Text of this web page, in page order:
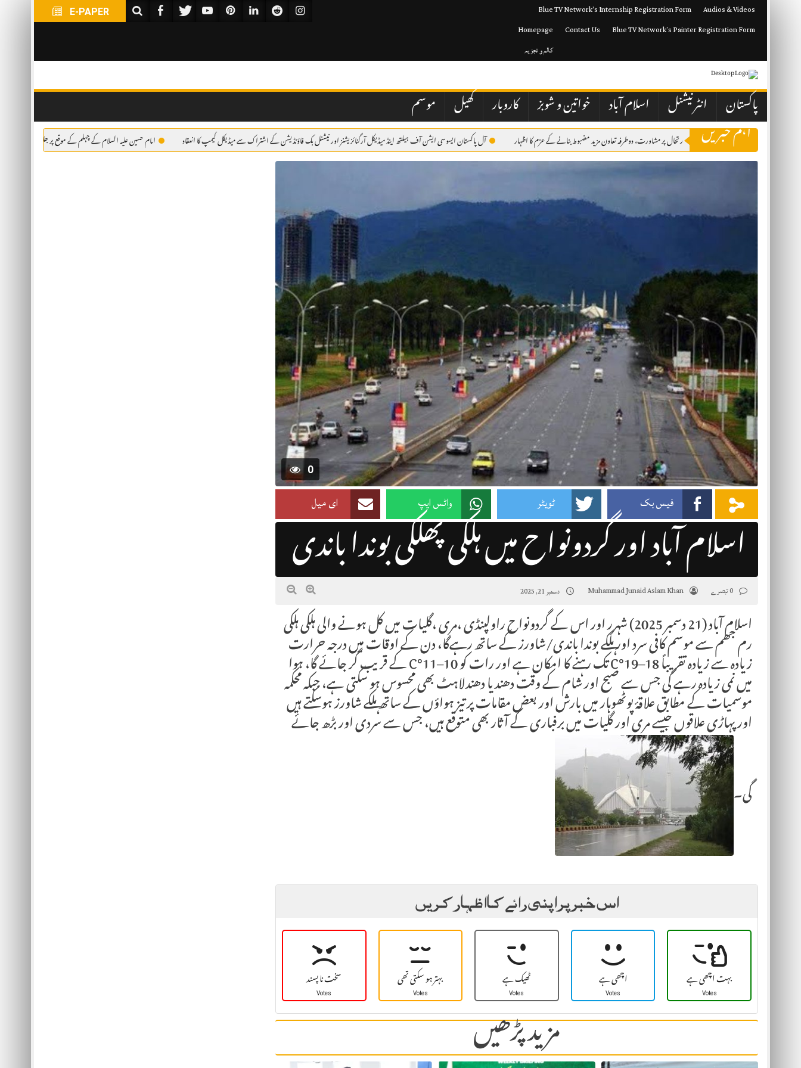
to
E-PAPER Audios & Videos
Blue TV Network’s Internship Registration Form
Blue TV Network’s Painter Registration Form
Contact Us
Homepage
کالم و تجزیہ
پاکستان انٹرنیشنل اسلام آباد خواتین و شوبز کاروبار کھیل موسم
اہم خبریں
کویت نے مشرقِ وسطیٰ کی صورتحال پر مشاورت، دوطرفہ تعاون مزید مضبوط بنانے کے عزم کا اظہار آل پاکستان ایسوسی ایشن آف ہیلتھ اینڈ میڈیکل آرگنائزیشنز اور نیشنل بک فاؤنڈیشن کے اشتراک سے میڈیکل کیمپ کا انعقاد امام حسین علیہ السلام کے چہلم کے موقع پر جلوس کے شرکاء کے لئے فری
0
فیس بک ٹویٹر واٹس ایپ ای میل
اسلام آباد اور گردونواح میں ہلکی پھلکی بوندا باندی
Muhammad Junaid Aslam Khan دسمبر 21, 2025
اسلام آباد (21 دسمبر 2025) شہرر اور اس کے گردونواح راولپنڈی ،مری ،گلیات میں کل ہونے والی ہلکی ہلکی
رم جھم سے موسم کافی سرد اور ہلکے بوندا باندی/شاورز کے ساتھ رہےگا، دن کے اوقات میں درجہ حرارت
زیادہ سے زیادہ تقریباً 18–19°C تک رہنے کا امکان ہے اور رات کو 10–11°C کے قریب گر جائے گا، ہوا
میں نمی زیادہ رہے گی جس سے صبح اور شام کے وقت دھند یا دھندلاہٹ بھی محسوس ہو سکتی ہے، جبکہ محکمہ
موسمیات کے مطابق علاقۂ پوٹھوہار میں بارش اور بعض مقامات پر تیز ہواؤں کے ساتھ ہلکے شاورز ہوسکتے ہیں
اور پہاڑی علاقوں جیسے مری اور گلیات میں برفباری کے آثار بھی متوقع ہیں، جس سے سردی اور بڑھ جائے
گی۔
اس خبر پر اپنی رائے کا اظہار کریں
سخت نا پسند
Votes بہتر ہو سکتی تھی
Votes ٹھیک ہے
Votes اچھی ہے
Votes بہت اچھی ہے
Votes
مزید پڑھیں